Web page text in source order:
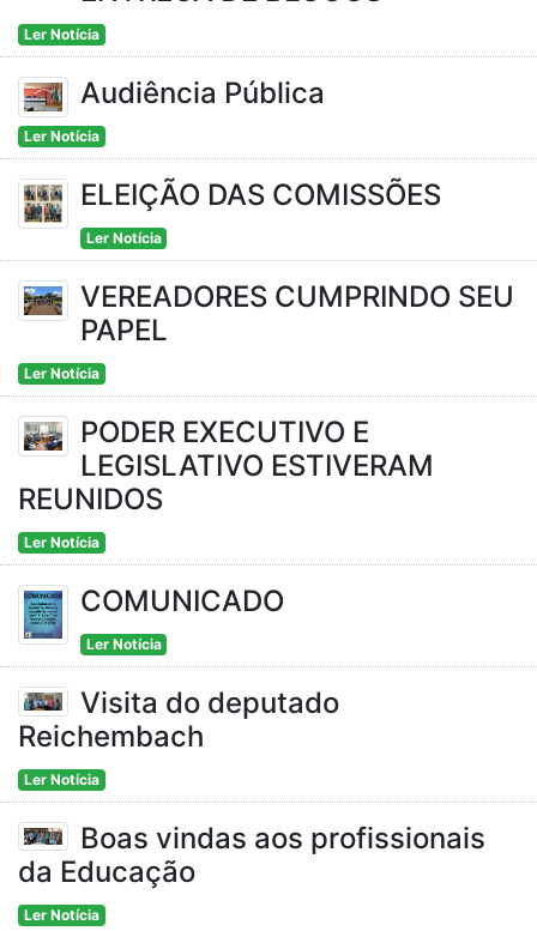
Ler Notícia
Audiência Pública
Ler Notícia
ELEIÇÃO DAS COMISSÕES
Ler Notícia
VEREADORES CUMPRINDO SEU
PAPEL
Ler Notícia
PODER EXECUTIVO E
LEGISLATIVO ESTIVERAM
REUNIDOS
Ler Notícia
COMUNICADO
Ler Notícia
Visita do deputado
Reichembach
Ler Notícia
Boas vindas aos profissionais
da Educação
Ler Notícia